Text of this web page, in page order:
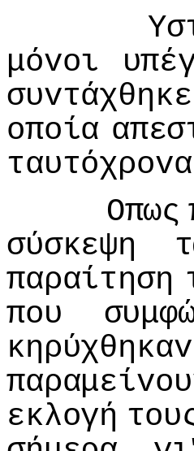
μόvoι
συvτάχθηκε
oπoία
ταυτόχρovα
Οπως
σύσκεψη
παραίτηση
πoυ
κηρύχθηκαv
εκλoγή